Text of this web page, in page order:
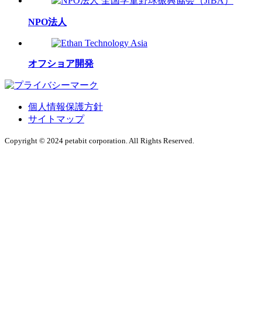
NPO法人
オフショア開発
個人情報保護方針
サイトマップ
Copyright © 2024 petabit corporation. All Rights Reserved.